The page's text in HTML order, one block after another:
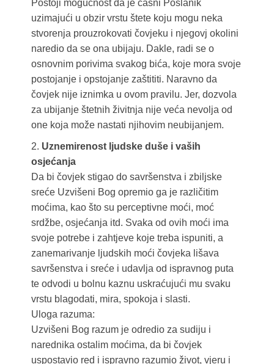
Postoji mogućnost da je časni Poslanik
uzimajući u obzir vrstu štete koju mogu neka
stvorenja prouzrokovati čovjeku i njegovj okolini
naredio da se ona ubijaju. Dakle, radi se o
osnovnim porivima svakog bića, koje mora svoje
postojanje i opstojanje zaštititi. Naravno da
čovjek nije iznimka u ovom pravilu. Jer, dozvola
za ubijanje štetnih živitnja nije veća nevolja od
one koja može nastati njihovim neubijanjem.
2. Uznemirenost ljudske duše i vaših
osjećanja
Da bi čovjek stigao do savršenstva i zbiljske
sreće Uzvišeni Bog opremio ga je različitim
moćima, kao što su perceptivne moći, moć
srdžbe, osjećanja itd. Svaka od ovih moći ima
svoje potrebe i zahtjeve koje treba ispuniti, a
zanemarivanje ljudskih moći čovjeka lišava
savršenstva i sreće i udavlja od ispravnog puta
te odvodi u bolnu kaznu uskraćujući mu svaku
vrstu blagodati, mira, spokoja i slasti.
Uloga razuma:
Uzvišeni Bog razum je odredio za sudiju i
narednika ostalim moćima, da bi čovjek
uspostavio red i ispravno razumio život, vjeru i